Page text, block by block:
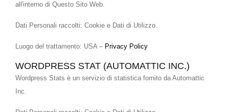
all'interno di Questo Sito Web.
Dati Personali raccolti: Cookie e Dati di Utilizzo.
Luogo del trattamento: USA – Privacy Policy
WORDPRESS STAT (AUTOMATTIC INC.)
Wordpress Stats è un servizio di statistica fornito da Automattic
Inc.